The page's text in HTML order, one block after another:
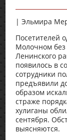
| Эльмира
Посетителей
Молочном
Ленинского
появилось в
сотрудники
предъявили
образом
страже
хулиганы
сентября.
выясняются.